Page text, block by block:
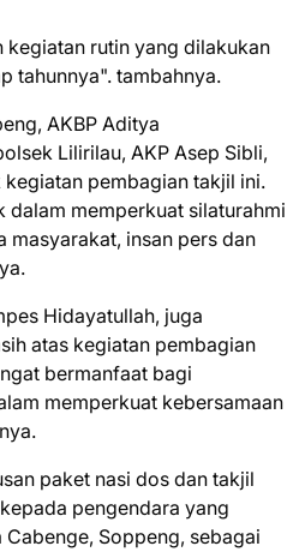
kegiatan rutin yang dilakukan
tahunnya". tambahnya.
AKBP Aditya
Lilirilau, AKP Asep Sibli,
pembagian takjil ini.
dalam memperkuat silaturahmi
masyarakat, insan pers dan
Hidayatullah, juga
atas kegiatan pembagian
bermanfaat bagi
memperkuat kebersamaan
paket nasi dos dan takjil
pengendara yang
Soppeng, sebagai